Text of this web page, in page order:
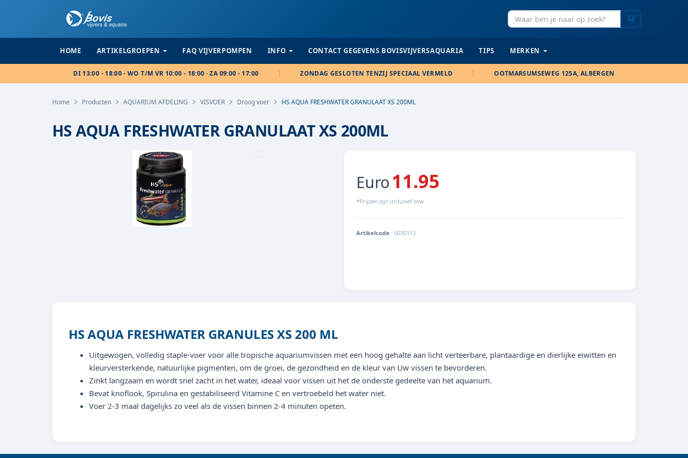
HOME ARTIKELGROEPEN FAQ VIJVERPOMPEN INFO CONTACT GEGEVENS BOVISVIJVERSAQUARIA TIPS MERKEN
DI 13:00 - 18:00 - WO T/M VR 10:00 - 18:00 · ZA 09:00 - 17:00 ZONDAG GESLOTEN TENZIJ SPECIAAL VERMELD OOTMARSUMSEWEG 125A, ALBERGEN
Home Producten AQUARIUM AFDELING VISVOER Droog voer HS AQUA FRESHWATER GRANULAAT XS 200ML
HS AQUA FRESHWATER GRANULAAT XS 200ML
Euro11.95
*Prijzen zijn inclusief btw
Artikelcode: 0030112
HS AQUA FRESHWATER GRANULES XS 200 ML
Uitgewogen, volledig staple-voer voor alle tropische aquariumvissen met een hoog gehalte aan licht verteerbare, plantaardige en dierlijke eiwitten en
kleurversterkende, natuurlijke pigmenten, om de groei, de gezondheid en de kleur van Uw vissen te bevorderen.
Zinkt langzaam en wordt snel zacht in het water, ideaal voor vissen uit het de onderste gedeelte van het aquarium.
Bevat knoflook, Spirulina en gestabiliseerd Vitamine C en vertroebeld het water niet.
Voer 2-3 maal dagelijks zo veel als de vissen binnen 2-4 minuten opeten.